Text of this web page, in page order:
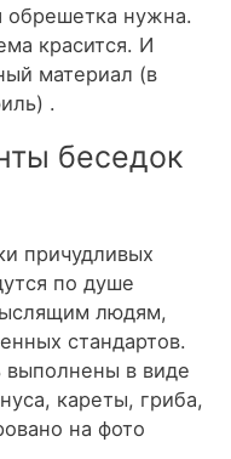
нужна.
красится. И
материал (в
.
беседок
причудливых
по душе
людям,
стандартов.
выполнены в виде
кареты, гриба,
на фото